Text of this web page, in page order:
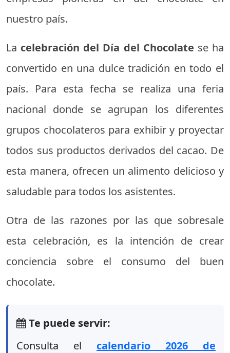
nuestro país.
La celebración del Día del Chocolate se ha
convertido en una dulce tradición en todo el
país. Para esta fecha se realiza una feria
nacional donde se agrupan los diferentes
grupos chocolateros para exhibir y proyectar
todos sus productos derivados del cacao. De
esta manera, ofrecen un alimento delicioso y
saludable para todos los asistentes.
Otra de las razones por las que sobresale
esta celebración, es la intención de crear
conciencia sobre el consumo del buen
chocolate.
Te puede servir:
Consulta el calendario 2026 de